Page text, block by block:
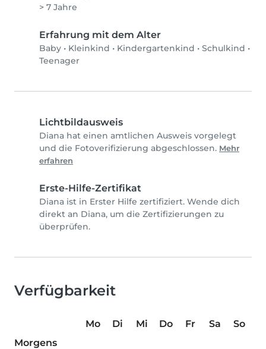
> 7 Jahre
Erfahrung mit dem Alter
Baby • Kleinkind • Kindergartenkind • Schulkind •
Teenager
Lichtbildausweis
Diana hat einen amtlichen Ausweis vorgelegt
und die Fotoverifizierung abgeschlossen. Mehr
erfahren
Erste-Hilfe-Zertifikat
Diana ist in Erster Hilfe zertifiziert. Wende dich
direkt an Diana, um die Zertifizierungen zu
überprüfen.
Verfügbarkeit
Mo Di Mi Do Fr Sa
So
Morgens